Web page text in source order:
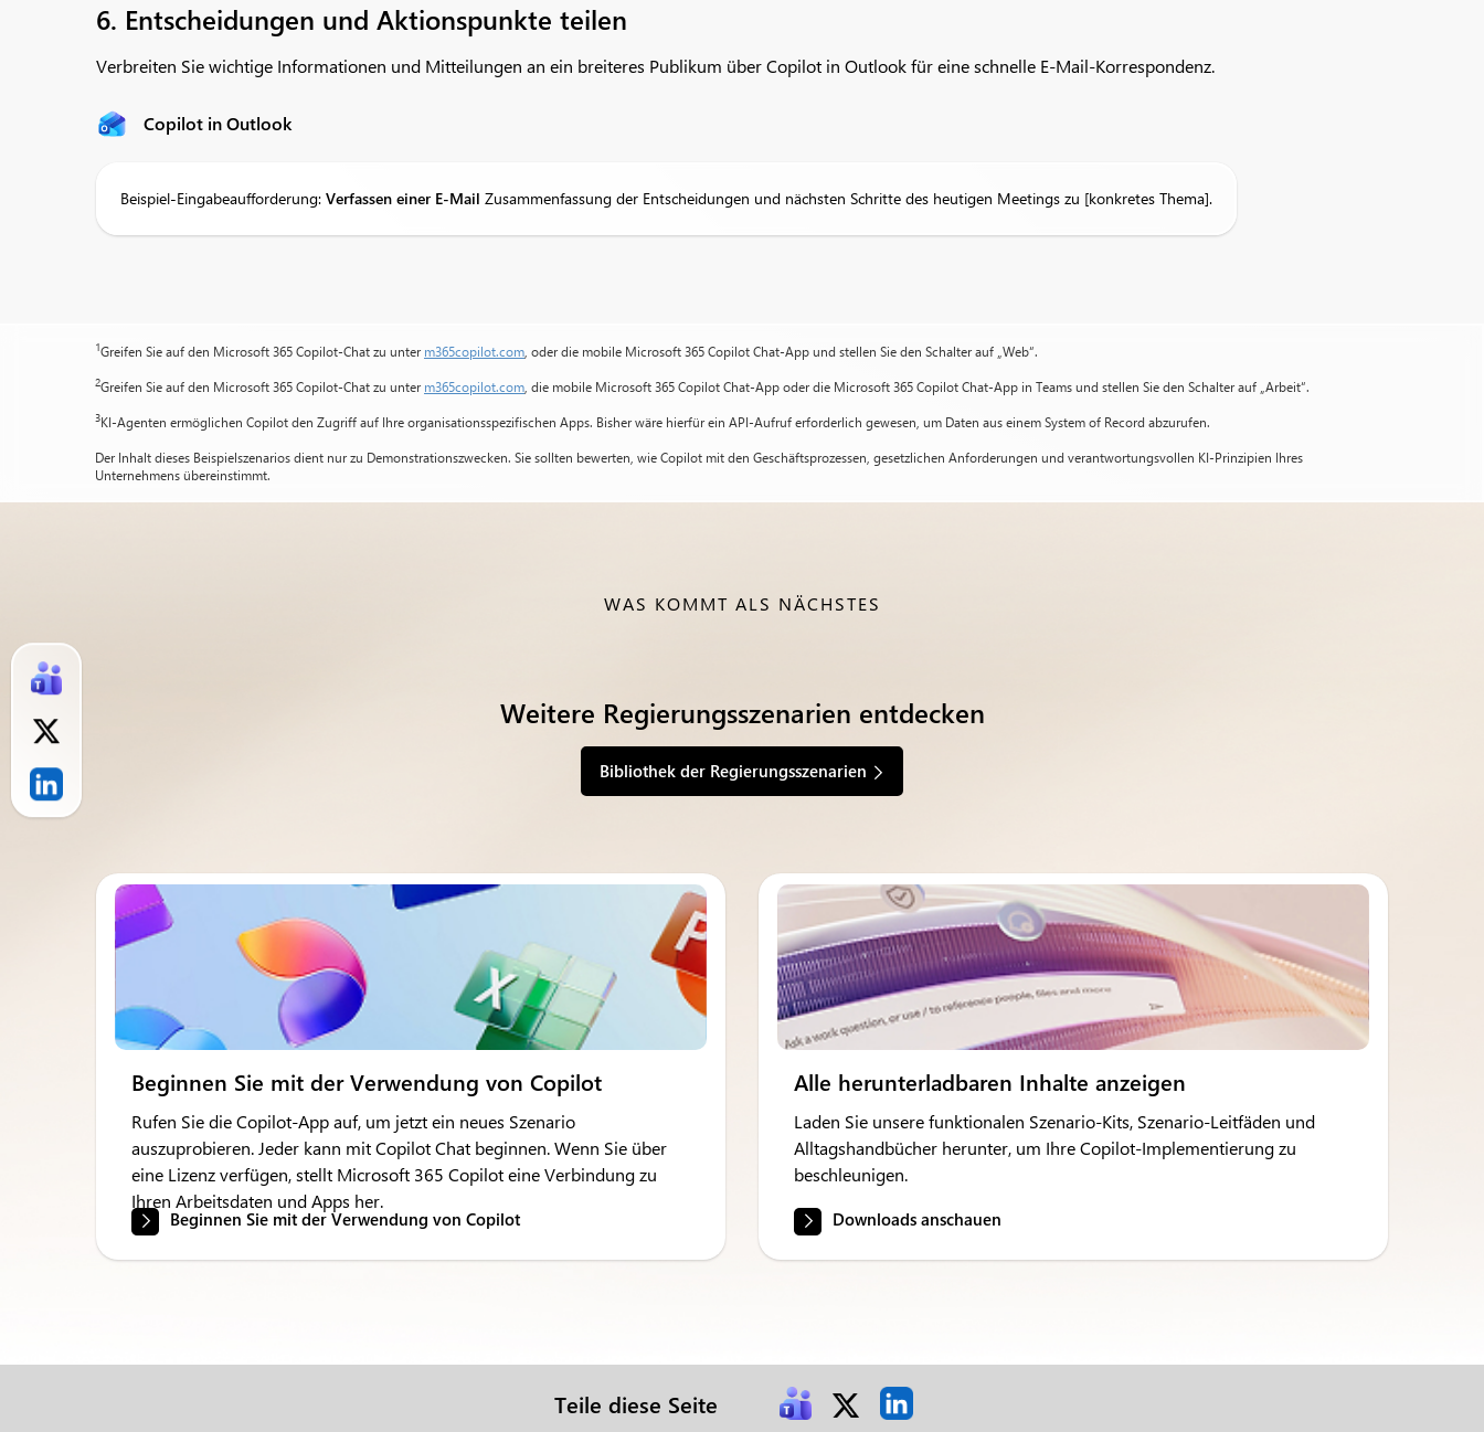
6. Entscheidungen und Aktionspunkte teilen
Verbreiten Sie wichtige Informationen und Mitteilungen an ein breiteres Publikum über Copilot in Outlook für eine schnelle E-Mail-Korrespondenz.
Copilot in Outlook
Beispiel-Eingabeaufforderung: Verfassen einer E-Mail Zusammenfassung der Entscheidungen und nächsten Schritte des heutigen Meetings zu [konkretes Thema].
1Greifen Sie auf den Microsoft 365 Copilot-Chat zu unter m365copilot.com , oder die mobile Microsoft 365 Copilot Chat-App und stellen Sie den Schalter auf „Web“.
2Greifen Sie auf den Microsoft 365 Copilot-Chat zu unter m365copilot.com , die mobile Microsoft 365 Copilot Chat-App oder die Microsoft 365 Copilot Chat-App in Teams und stellen Sie den Schalter auf „Arbeit“.
3KI-Agenten ermöglichen Copilot den Zugriff auf Ihre organisationsspezifischen Apps. Bisher wäre hierfür ein API-Aufruf erforderlich gewesen, um Daten aus einem System of Record abzurufen.
Der Inhalt dieses Beispielszenarios dient nur zu Demonstrationszwecken. Sie sollten bewerten, wie Copilot mit den Geschäftsprozessen, gesetzlichen Anforderungen und verantwortungsvollen KI-Prinzipien Ihres
Unternehmens übereinstimmt.
WAS KOMMT ALS NÄCHSTES
Weitere Regierungsszenarien entdecken
Bibliothek der Regierungsszenarien
Beginnen Sie mit der Verwendung von Copilot
Rufen Sie die Copilot-App auf, um jetzt ein neues Szenario
auszuprobieren. Jeder kann mit Copilot Chat beginnen. Wenn Sie über
eine Lizenz verfügen, stellt Microsoft 365 Copilot eine Verbindung zu
Ihren Arbeitsdaten und Apps her.
Beginnen Sie mit der Verwendung von Copilot
Alle herunterladbaren Inhalte anzeigen
Laden Sie unsere funktionalen Szenario-Kits, Szenario-Leitfäden und
Alltagshandbücher herunter, um Ihre Copilot-Implementierung zu
beschleunigen.
Downloads anschauen
Teile diese Seite